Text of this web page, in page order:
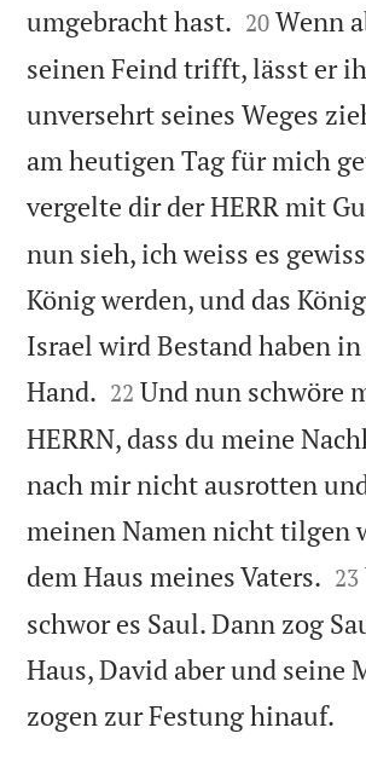
umgebracht hast. 

20 Wenn
seinen Feind trifft, lässt er
unversehrt seines Weges
am heutigen Tag für mich
vergelte dir der HERR mit
nun sieh, ich weiss es
König werden, und das
Israel wird Bestand haben
Hand. 

22 Und nun schwöre
HERRN, dass du meine
nach mir nicht ausrotten
meinen Namen nicht tilgen
dem Haus meines Vaters. 

23
schwor es Saul. Dann zog
Haus, David aber und seine
zogen zur Festung hinauf.